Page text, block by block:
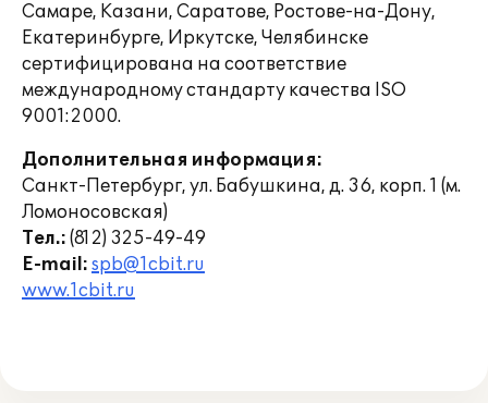
Самаре, Казани, Саратове, Ростове-на-Дону,
Екатеринбурге, Иркутске, Челябинске
сертифицирована на соответствие
международному стандарту качества ISO
9001:2000.
Дополнительная информация:
Санкт-Петербург, ул. Бабушкина, д. 36, корп. 1 (м.
Ломоносовская)
Тел.: (812) 325-49-49
E-mail: spb@1cbit.ru
www.1cbit.ru